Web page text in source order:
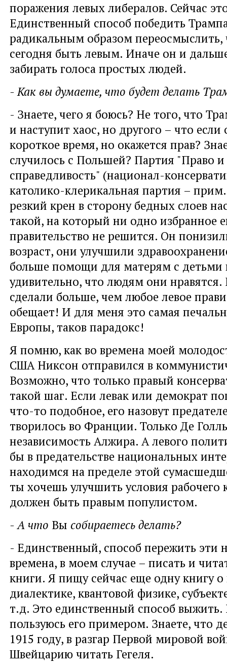
поражения левых либералов. Сейчас
Единственный способ победить
радикальным образом переосмыслить,
сегодня быть левым. Иначе он и
забирать голоса простых людей.
- Как вы думаете, что будет делать
- Знаете, чего я боюсь? Не того, что
и наступит хаос, но другого – что если
короткое время, но окажется прав?
случилось с Польшей? Партия "Право и
справедливость" (национал-
католико-клерикальная партия –
резкий крен в сторону бедных слоев
такой, на который ни одно избранное
правительство не решится. Он
возраст, они улучшили
больше помощи для матерям с детьми
удивительно, что людям они нравятся.
сделали больше, чем любое левое
обещает! И для меня это самая
Европы, таков парадокс!
Я помню, как во времена моей
США Никсон отправился в
Возможно, что только правый
такой шаг. Если левак или демократ
что-то подобное, его назовут
творилось во Франции. Только Де
независимость Алжира. А левого
бы в предательстве национальных
находимся на пределе этой
ты хочешь улучшить условия рабочего
должен быть правым популистом.
- А что Вы собираетесь делать?
- Единственный, способ пережить эти
времена, в моем случае – писать и
книги. Я пищу сейчас еще одну книгу о
диалектике, квантовой физике,
т.д. Это единственный способ
пользуюсь его примером. Знаете, что
1915 году, в разгар Первой мировой
Швейцарию читать Гегеля.